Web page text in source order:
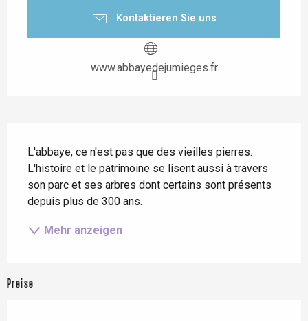
Kontaktieren Sie uns
www.abbayedejumieges.fr
L'abbaye, ce n'est pas que des vieilles pierres.
L'histoire et le patrimoine se lisent aussi à travers
son parc et ses arbres dont certains sont présents
depuis plus de 300 ans.
Mehr anzeigen
Preise